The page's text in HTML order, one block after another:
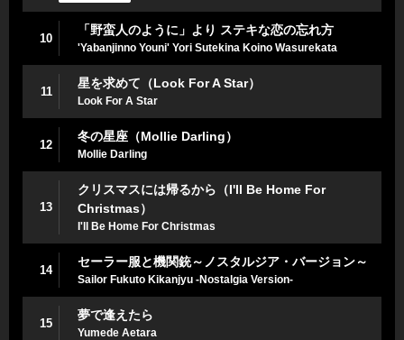
10
「野蛮人のように」より ステキな恋の忘れ方
'Yabanjinno Youni' Yori Sutekina Koino Wasurekata
11
星を求めて（Look For A Star）
Look For A Star
12
冬の星座（Mollie Darling）
Mollie Darling
13
クリスマスには帰るから（I'll Be Home For
Christmas）
I'll Be Home For Christmas
14
セーラー服と機関銃～ノスタルジア・バージョン～
Sailor Fukuto Kikanjyu -Nostalgia Version-
15
夢で逢えたら
Yumede Aetara